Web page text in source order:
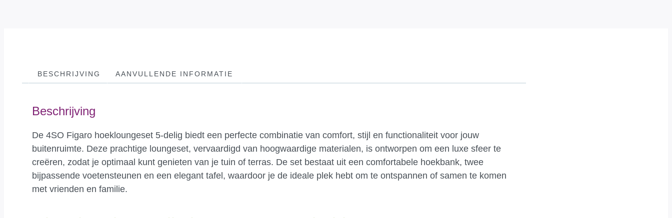
BESCHRIJVING AANVULLENDE INFORMATIE
Beschrijving
De 4SO Figaro hoekloungeset 5-delig biedt een perfecte combinatie van comfort, stijl en functionaliteit voor jouw
buitenruimte. Deze prachtige loungeset, vervaardigd van hoogwaardige materialen, is ontworpen om een luxe sfeer te
creëren, zodat je optimaal kunt genieten van je tuin of terras. De set bestaat uit een comfortabele hoekbank, twee
bijpassende voetensteunen en een elegant tafel, waardoor je de ideale plek hebt om te ontspannen of samen te komen
met vrienden en familie.